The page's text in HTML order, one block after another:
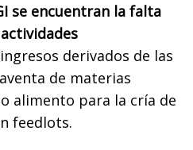
se encuentran la falta
derivados de las
de materias
alimento para la cría de
feedlots.